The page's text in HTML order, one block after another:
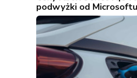
podwyżki od